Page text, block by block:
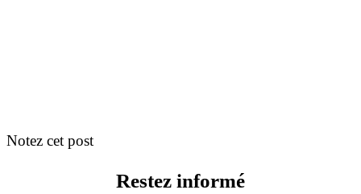
Notez cet post
Restez informé